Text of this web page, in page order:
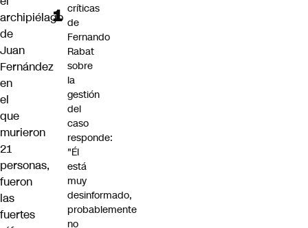
archipiélago
de
Juan
Fernández
en
el
que
murieron
21
personas,
fueron
las
fuertes
críticas
de
Fernando
Rabat
sobre
la
gestión
del
caso
responde:
"Él
está
muy
desinformado,
probablemente
no